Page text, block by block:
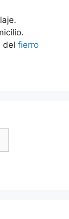
del fierro